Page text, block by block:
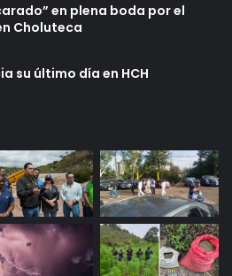
en plena boda por el
Choluteca
su último día en HCH